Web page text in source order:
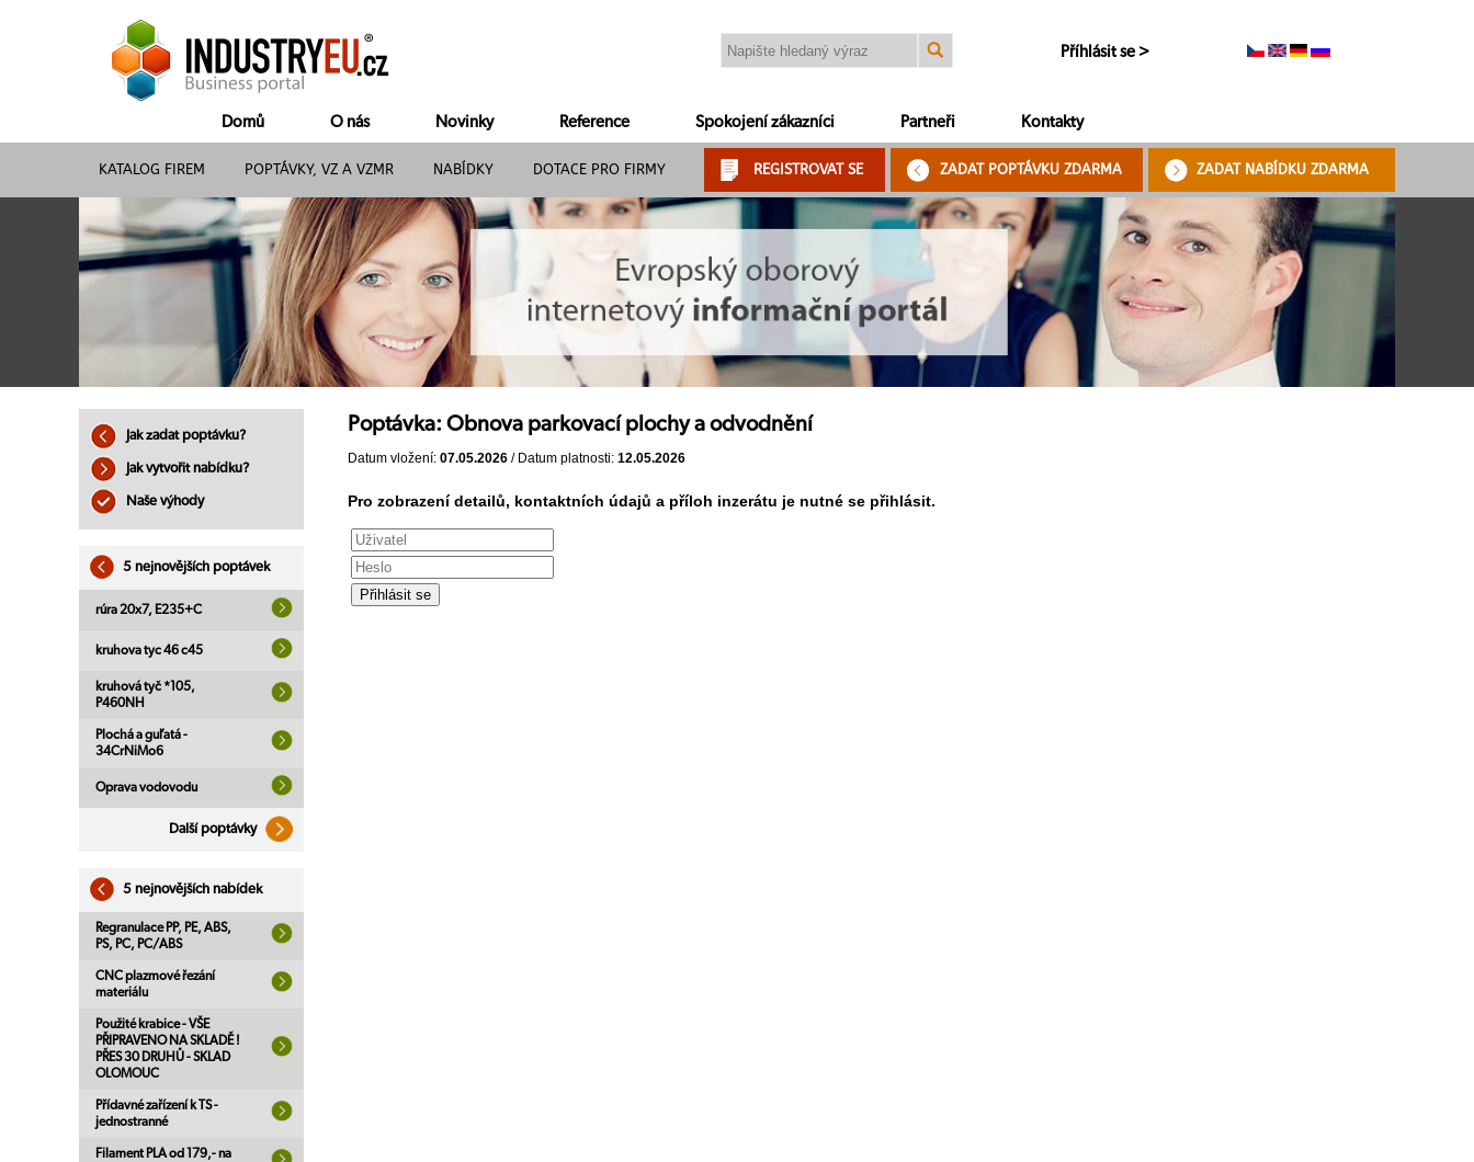
Příhlásit se >
Domů O nás Novinky Reference Spokojení zákazníci Partneři Kontakty
KATALOG FIREM POPTÁVKY, VZ A VZMR NABÍDKY DOTACE PRO FIRMY REGISTROVAT SE ZADAT POPTÁVKU ZDARMA ZADAT NABÍDKU ZDARMA
Jak zadat poptávku?
Jak vytvořit nabídku?
Naše výhody
5 nejnovějších poptávek
rúra 20x7, E235+C
kruhova tyc 46 c45
kruhová tyč *105,
P460NH
Plochá a guľatá -
34CrNiMo6
Oprava vodovodu
Další poptávky
5 nejnovějších nabídek
Regranulace PP, PE, ABS,
PS, PC, PC/ABS
CNC plazmové řezání
materiálu
Použité krabice - VŠE
PŘIPRAVENO NA SKLADĚ !
PŘES 30 DRUHŮ - SKLAD
OLOMOUC
Přídavné zařízení k TS -
jednostranné
Filament PLA od 179,- na
Poptávka: Obnova parkovací plochy a odvodnění
Datum vložení: 07.05.2026 / Datum platnosti: 12.05.2026
Pro zobrazení detailů, kontaktních údajů a příloh inzerátu je nutné se přihlásit.